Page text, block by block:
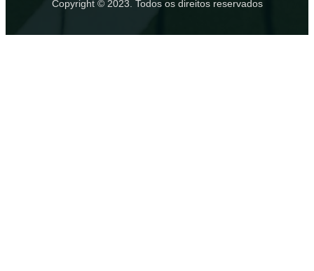
Copyright © 2023. Todos os direitos reservados